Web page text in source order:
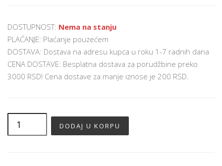
DOSTUPNOST: Nema na stanju
PLAĆANJE: Plaćanje pouzećem
DOSTAVA: Dostava na adresu kupca u roku 1-7 radnih dana
CENA DOSTAVE: Besplatna dostava za porudžbine preko
3000 RSD! Cena dostave za manje iznose je 200 RSD.